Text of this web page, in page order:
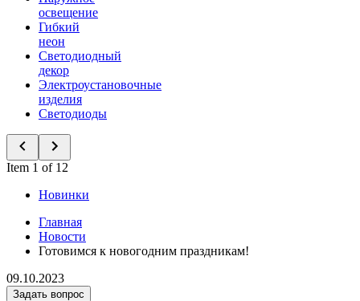
освещение
Гибкий
неон
Светодиодный
декор
Электроустановочные
изделия
Светодиоды
Item 1 of 12
Новинки
Главная
Новости
Готовимся к новогодним праздникам!
09.10.2023
Задать вопрос